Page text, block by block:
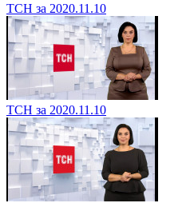
ТСН за 2020.11.10
ТСН за 2020.11.10